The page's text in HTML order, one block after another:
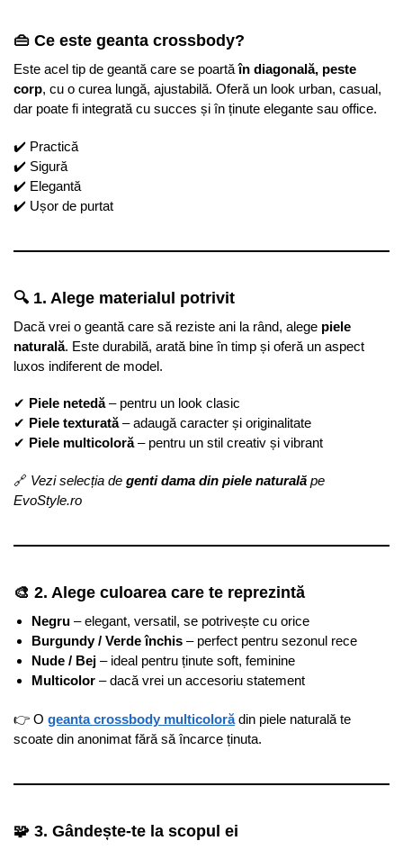
👜 Ce este geanta crossbody?
Este acel tip de geantă care se poartăîn diagonală, peste
corp, cu o curea lungă, ajustabilă. Oferă un look urban, casual,
dar poate fi integrată cu succes și în ținute elegante sau office.
✔️ Practică
✔️ Sigură
✔️ Elegantă
✔️ Ușor de purtat
🔍 1. Alege materialul potrivit
Dacă vrei o geantă care să reziste ani la rând, alege piele
naturală. Este durabilă, arată bine în timp și oferă un aspect
luxos indiferent de model.
✔ Piele netedă– pentru un look clasic
✔ Piele texturată– adaugă caracter și originalitate
✔ Piele multicoloră– pentru un stil creativ și vibrant
🔗 Vezi selecția de genti dama din piele naturală pe
EvoStyle.ro
🎨 2. Alege culoarea care te reprezintă
Negru – elegant, versatil, se potrivește cu orice
Burgundy / Verde închis – perfect pentru sezonul rece
Nude / Bej – ideal pentru ținute soft, feminine
Multicolor – dacă vrei un accesoriu statement
👉 O geanta crossbody multicolorădin piele naturală te
scoate din anonimat fără să încarce ținuta.
🧩 3. Gândește-te la scopul ei